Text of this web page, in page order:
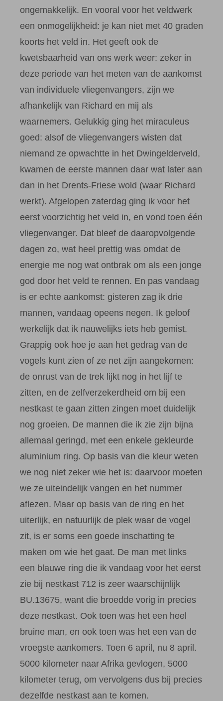
ongemakkelijk. En vooral voor het veldwerk
een onmogelijkheid: je kan niet met 40 graden
koorts het veld in. Het geeft ook de
kwetsbaarheid van ons werk weer: zeker in
deze periode van het meten van de aankomst
van individuele vliegenvangers, zijn we
afhankelijk van Richard en mij als
waarnemers. Gelukkig ging het miraculeus
goed: alsof de vliegenvangers wisten dat
niemand ze opwachtte in het Dwingelderveld,
kwamen de eerste mannen daar wat later aan
dan in het Drents-Friese wold (waar Richard
werkt). Afgelopen zaterdag ging ik voor het
eerst voorzichtig het veld in, en vond toen één
vliegenvanger. Dat bleef de daaropvolgende
dagen zo, wat heel prettig was omdat de
energie me nog wat ontbrak om als een jonge
god door het veld te rennen. En pas vandaag
is er echte aankomst: gisteren zag ik drie
mannen, vandaag opeens negen. Ik geloof
werkelijk dat ik nauwelijks iets heb gemist.
Grappig ook hoe je aan het gedrag van de
vogels kunt zien of ze net zijn aangekomen:
de onrust van de trek lijkt nog in het lijf te
zitten, en de zelfverzekerdheid om bij een
nestkast te gaan zitten zingen moet duidelijk
nog groeien. De mannen die ik zie zijn bijna
allemaal geringd, met een enkele gekleurde
aluminium ring. Op basis van die kleur weten
we nog niet zeker wie het is: daarvoor moeten
we ze uiteindelijk vangen en het nummer
aflezen. Maar op basis van de ring en het
uiterlijk, en natuurlijk de plek waar de vogel
zit, is er soms een goede inschatting te
maken om wie het gaat. De man met links
een blauwe ring die ik vandaag voor het eerst
zie bij nestkast 712 is zeer waarschijnlijk
BU.13675, want die broedde vorig in precies
deze nestkast. Ook toen was het een heel
bruine man, en ook toen was het een van de
vroegste aankomers. Toen 6 april, nu 8 april.
5000 kilometer naar Afrika gevlogen, 5000
kilometer terug, om vervolgens dus bij precies
dezelfde nestkast aan te komen.